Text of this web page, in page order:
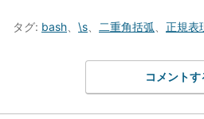
タグ: bash \s 二重角括弧 正規表
コメントす